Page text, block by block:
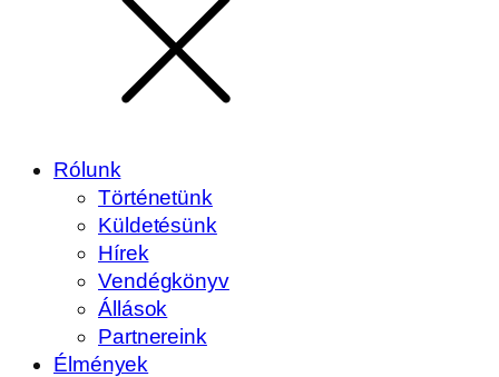
Rólunk
Történetünk
Küldetésünk
Hírek
Vendégkönyv
Állások
Partnereink
Élmények